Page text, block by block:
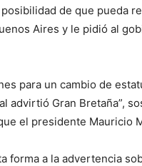
de que pueda
Aires y le pidió al
para un cambio de
advirtió Gran Bretaña”,
el presidente Mauricio
forma a la advertencia